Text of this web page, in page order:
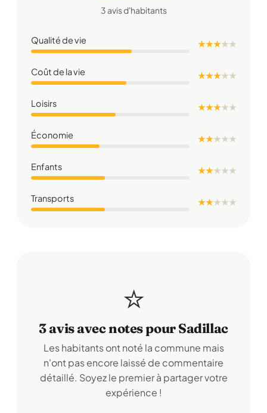
3 avis d'habitants
Qualité de vie ★ ★ ★★★
Coût de la vie ★ ★ ★★★
Loisirs ★ ★ ★★★
Économie ★ ★★★★
Enfants ★ ★★★★
Transports ★ ★★★★
⭐
3 avis avec notes pour Sadillac
Les habitants ont noté la commune mais
n'ont pas encore laissé de commentaire
détaillé. Soyez le premier à partager votre
expérience !